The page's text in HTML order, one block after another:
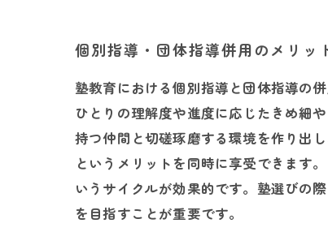
個別指導・団体指導併用のメリッ
塾教育における個別指導と団体指導の
ひとりの理解度や進度に応じたきめ細
持つ仲間と切磋琢磨する環境を作り出
というメリットを同時に享受できます
いうサイクルが効果的です。塾選びの
を目指すことが重要です。